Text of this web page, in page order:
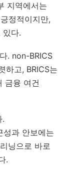
지역에서는
정적이지만,
있다.
. non-BRICS
하고, BRICS는
금융 여건
.
성과 안보에는
닝으로 바로
.